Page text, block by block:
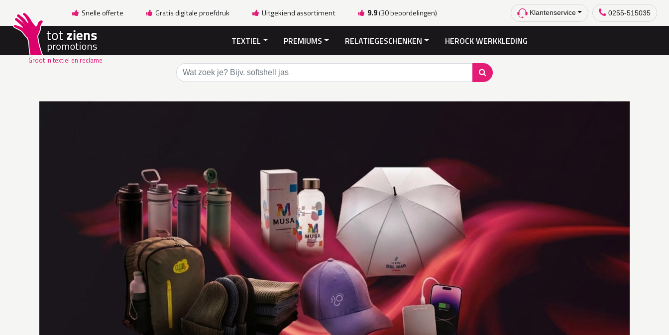
Snelle offerte Gratis digitale proefdruk Uitgekiend assortiment 9.9(30 beoordelingen) Klantenservice 0255-515035
Groot in textiel en reclame
TEXTIEL PREMIUMS RELATIEGESCHENKEN HEROCK WERKKLEDING